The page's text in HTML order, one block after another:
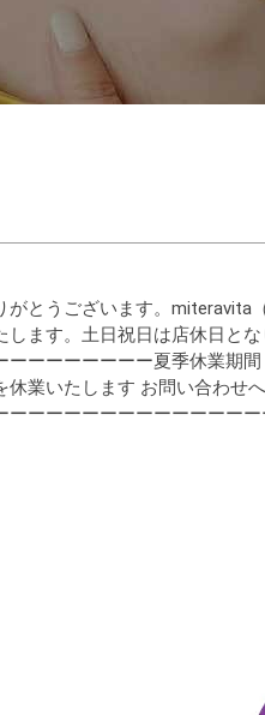
がとうございます。miteravita
発送いたしま
ーーーーーーーー夏季休業期
休業いたします お問い合わ
ーーーーーーーーーーーーー